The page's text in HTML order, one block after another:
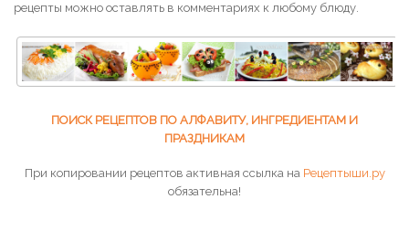
рецепты можно оставлять в комментариях к любому блюду.
ПОИСК РЕЦЕПТОВ ПО АЛФАВИТУ, ИНГРЕДИЕНТАМ И
ПРАЗДНИКАМ
При копировании рецептов активная ссылка на Рецептыши.ру
обязательна!